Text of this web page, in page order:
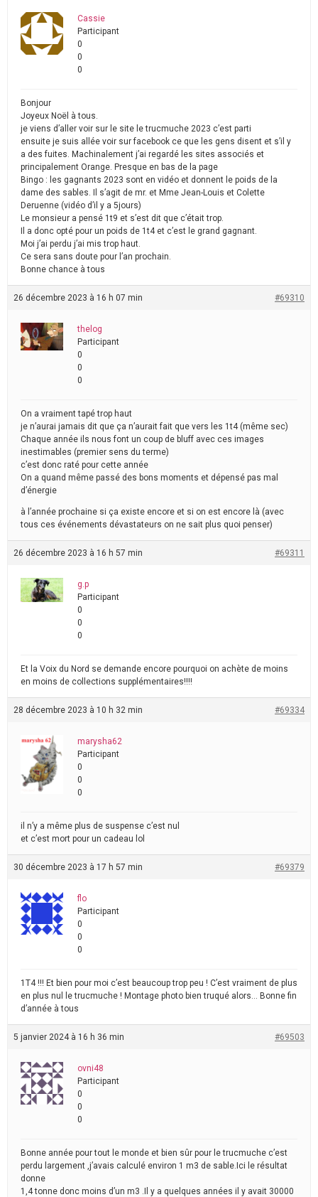
Cassie
Participant
0
0
0
Bonjour
Joyeux Noël à tous.
je viens d’aller voir sur le site le trucmuche 2023 c’est parti
ensuite je suis allée voir sur facebook ce que les gens disent et s’il y
a des fuites. Machinalement j’ai regardé les sites associés et
principalement Orange. Presque en bas de la page
Bingo : les gagnants 2023 sont en vidéo et donnent le poids de la
dame des sables. Il s’agit de mr. et Mme Jean-Louis et Colette
Deruenne (vidéo d’il y a 5jours)
Le monsieur a pensé 1t9 et s’est dit que c’était trop.
Il a donc opté pour un poids de 1t4 et c’est le grand gagnant.
Moi j’ai perdu j’ai mis trop haut.
Ce sera sans doute pour l’an prochain.
Bonne chance à tous
26 décembre 2023 à 16 h 07 min #69310
thelog
Participant
0
0
0
On a vraiment tapé trop haut
je n’aurai jamais dit que ça n’aurait fait que vers les 1t4 (même sec)
Chaque année ils nous font un coup de bluff avec ces images
inestimables (premier sens du terme)
c’est donc raté pour cette année
On a quand même passé des bons moments et dépensé pas mal
d’énergie
à l’année prochaine si ça existe encore et si on est encore là (avec
tous ces événements dévastateurs on ne sait plus quoi penser)
26 décembre 2023 à 16 h 57 min #69311
g.p
Participant
0
0
0
Et la Voix du Nord se demande encore pourquoi on achète de moins
en moins de collections supplémentaires!!!!
28 décembre 2023 à 10 h 32 min #69334
marysha62
Participant
0
0
0
il n’y a même plus de suspense c’est nul
et c’est mort pour un cadeau lol
30 décembre 2023 à 17 h 57 min #69379
flo
Participant
0
0
0
1T4 !!! Et bien pour moi c’est beaucoup trop peu ! C’est vraiment de plus
en plus nul le trucmuche ! Montage photo bien truqué alors… Bonne fin
d’année à tous
5 janvier 2024 à 16 h 36 min #69503
ovni48
Participant
0
0
0
Bonne année pour tout le monde et bien sûr pour le trucmuche c’est
perdu largement ,j’avais calculé environ 1 m3 de sable.Ici le résultat
donne
1,4 tonne donc moins d’un m3 .Il y a quelques années il y avait 30000